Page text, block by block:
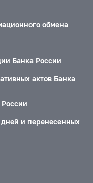
обмена
Банка России
актов Банка
и перенесенных